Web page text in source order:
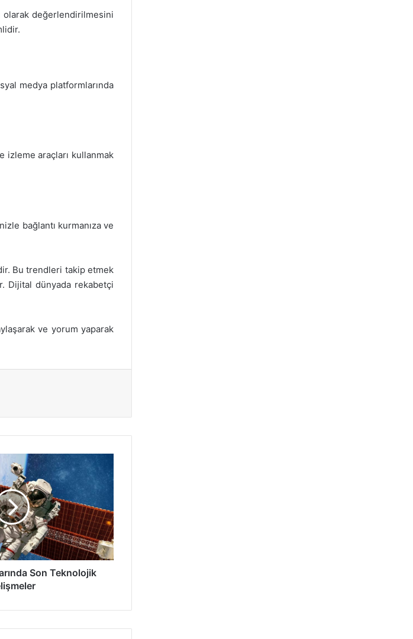
olarak değerlendirilmesini
medya platformlarında
araçları kullanmak
bağlantı kurmanıza ve
Bu trendleri takip etmek
Dijital dünyada rekabetçi
ve yorum yaparak
Son Teknolojik